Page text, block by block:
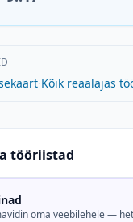
·Kõik reaalajas
tööriistad
oma veebilehele —